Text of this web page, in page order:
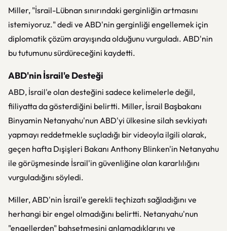
Miller, "İsrail-Lübnan sınırındaki gerginliğin artmasını
istemiyoruz." dedi ve ABD'nin gerginliği engellemek için
diplomatik çözüm arayışında olduğunu vurguladı. ABD'nin
bu tutumunu sürdüreceğini kaydetti.
ABD'nin İsrail'e Desteği
ABD, İsrail'e olan desteğini sadece kelimelerle değil,
fiiliyatta da gösterdiğini belirtti. Miller, İsrail Başbakanı
Binyamin Netanyahu'nun ABD'yi ülkesine silah sevkiyatı
yapmayı reddetmekle suçladığı bir videoyla ilgili olarak,
geçen hafta Dışişleri Bakanı Anthony Blinken'in Netanyahu
ile görüşmesinde İsrail'in güvenliğine olan kararlılığını
vurguladığını söyledi.
Miller, ABD'nin İsrail'e gerekli teçhizatı sağladığını ve
herhangi bir engel olmadığını belirtti. Netanyahu'nun
"engellerden" bahsetmesini anlamadıklarını ve